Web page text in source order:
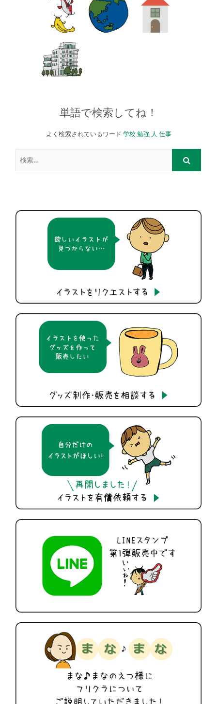
単語で検索してね！
よく検索されているワード 学校 勉強 人 仕事